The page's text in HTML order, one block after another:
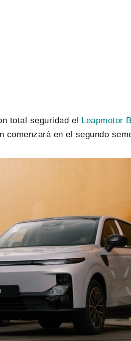
total seguridad el Leapmotor
en el segundo